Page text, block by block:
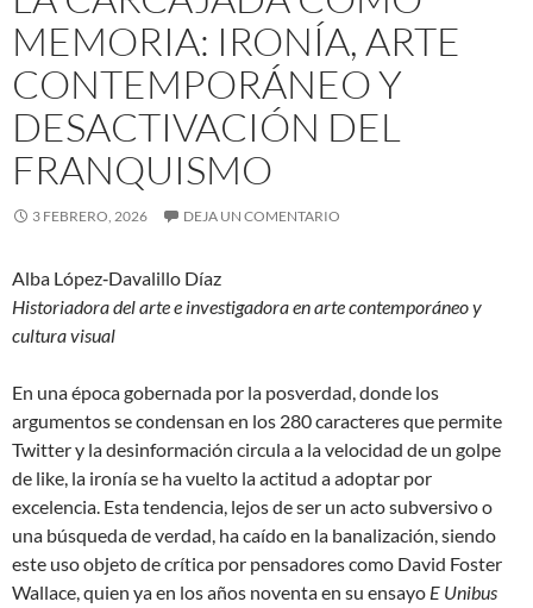
MEMORIA: IRONÍA, ARTE
CONTEMPORÁNEO Y
DESACTIVACIÓN DEL
FRANQUISMO
3 FEBRERO, 2026 DEJA UN COMENTARIO
Alba López‐Davalillo Díaz
Historiadora del arte e investigadora en arte contemporáneo y
cultura visual
En una época gobernada por la posverdad, donde los
argumentos se condensan en los 280 caracteres que permite
Twitter y la desinformación circula a la velocidad de un golpe
de like, la ironía se ha vuelto la actitud a adoptar por
excelencia. Esta tendencia, lejos de ser un acto subversivo o
una búsqueda de verdad, ha caído en la banalización, siendo
este uso objeto de crítica por pensadores como David Foster
Wallace, quien ya en los años noventa en su ensayo E Unibus